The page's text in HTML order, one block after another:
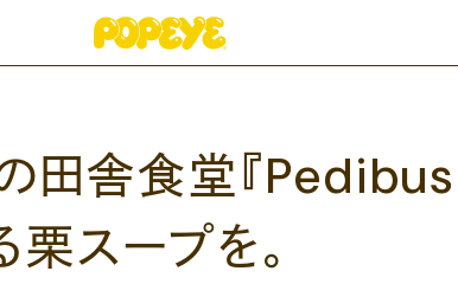
田舎食堂『Pedibus
スープを。